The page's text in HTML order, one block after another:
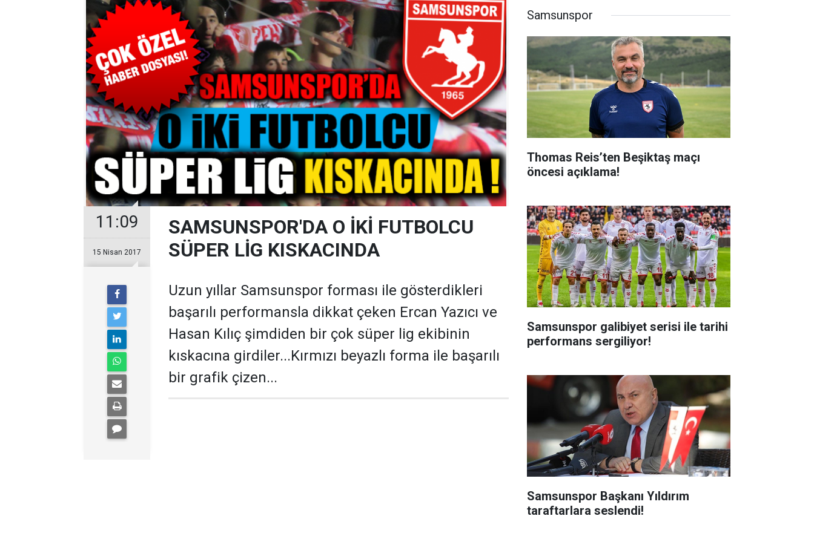
11:09
15 Nisan 2017
SAMSUNSPOR'DA O İKİ FUTBOLCU
SÜPER LİG KISKACINDA
Uzun yıllar Samsunspor forması ile gösterdikleri
başarılı performansla dikkat çeken Ercan Yazıcı ve
Hasan Kılıç şimdiden bir çok süper lig ekibinin
kıskacına girdiler...Kırmızı beyazlı forma ile başarılı
bir grafik çizen...
Samsunspor
Thomas Reis’ten Beşiktaş maçı
öncesi açıklama!
Samsunspor galibiyet serisi ile tarihi
performans sergiliyor!
Samsunspor Başkanı Yıldırım
taraftarlara seslendi!